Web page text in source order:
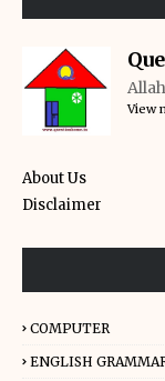
View
About Us
Disclaimer
COMPUTER
ENGLISH